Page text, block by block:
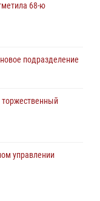
68-ю
подразделение
управлении